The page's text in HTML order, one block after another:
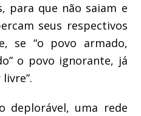
para que não saiam e
seus respectivos
se “o povo armado,
o povo ignorante, já
deplorável, uma rede